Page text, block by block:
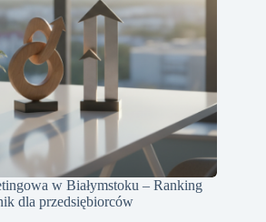
w Białymstoku – Ranking
dla przedsiębiorców